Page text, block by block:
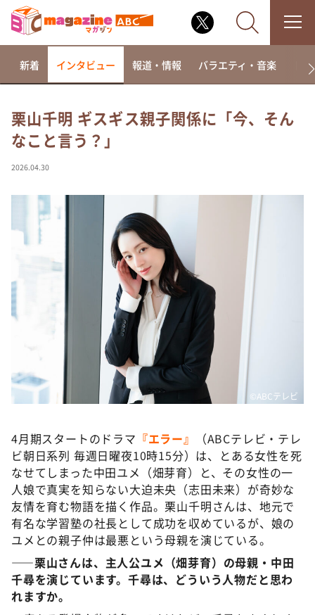
なるみ・岡村の過ぎるTV
相席食堂
～人生密着トークバラエティ！～ やすとものいたっ
て真剣です
探偵！ナイトスクープ
news おかえり
河合＆A.B.C-Z塚田×福井アナ「なんでやねん！？」
（news おかえり）
DAIGOも台所 ～きょうの献立 何にする？～
本日はダイアンなり！シーズン２
朝だ！生です旅サラダ
教えて！ニュースライブ 正義のミカタ
新婚さんいらっしゃい！
ポツンと一軒家
ザキ山小屋本館
ぺこぱのまるスポ
アナ回覧板
新着 インタビュー 報道・情報 バラエティ・音楽 ド
栗山千明 ギスギス親子関係に「今、そん
なこと言う？」
2026.04.30
©️ABCテレビ
4月期スタートのドラマ 『エラー』
（ABCテレビ・テレ
ビ朝日系列 毎週日曜夜10時15分）は、とある女性を死
なせてしまった中田ユメ（畑芽育）と、その女性の一
人娘で真実を知らない大迫未央（志田未来）が奇妙な
友情を育む物語を描く作品。栗山千明さんは、地元で
有名な学習塾の社長として成功を収めているが、娘の
ユメとの親子仲は最悪という母親を演じている。
――栗山さんは、主人公ユメ（畑芽育）の母親・中田
千尋を演じています。千尋は、どういう人物だと思わ
れますか。